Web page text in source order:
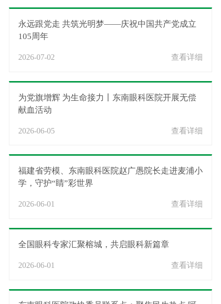
永远跟党走 共筑光明梦——庆祝中国共产党成立
105周年
2026-07-02 查看详细
为党旗增辉 为生命接力丨东南眼科医院开展无偿
献血活动
2026-06-05 查看详细
福建省劳模、东南眼科医院赵广愚院长走进麦浦小
学，守护“睛”彩世界
2026-06-01 查看详细
全国眼科专家汇聚榕城，共启眼科新篇章
2026-06-01 查看详细